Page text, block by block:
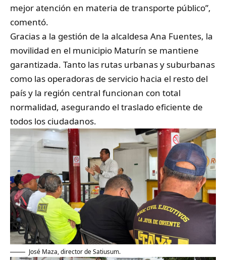
mejor atención en materia de transporte público”,
comentó.
​Gracias a la gestión de la alcaldesa Ana Fuentes, la
movilidad en el municipio Maturín se mantiene
garantizada. Tanto las rutas urbanas y suburbanas
como las operadoras de servicio hacia el resto del
país y la región central funcionan con total
normalidad, asegurando el traslado eficiente de
todos los ciudadanos.
José Maza, director de Satiusum.